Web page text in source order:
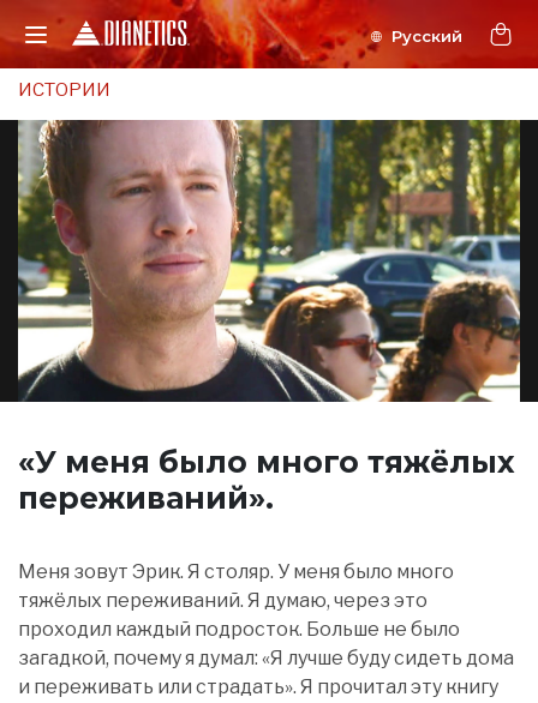
ИСТОРИИ
«У меня было много тяжёлых
переживаний».
Меня зовут Эрик. Я столяр. У меня было много
тяжёлых переживаний. Я думаю, через это
проходил каждый подросток. Больше не было
загадкой, почему я думал: «Я лучше буду сидеть дома
и переживать или страдать». Я прочитал эту книгу